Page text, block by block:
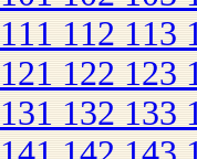
111 112 113
121 122 123
131 132 133